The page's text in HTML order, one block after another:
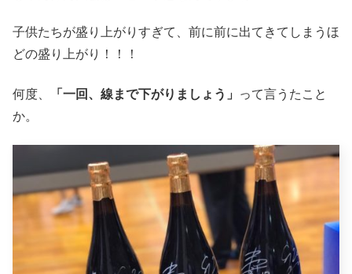
子供たちが盛り上がりすぎて、前に前に出てきてしまうほ
どの盛り上がり！！！
何度、 「一回、線まで下がりましょう」
って言うたこと
か。